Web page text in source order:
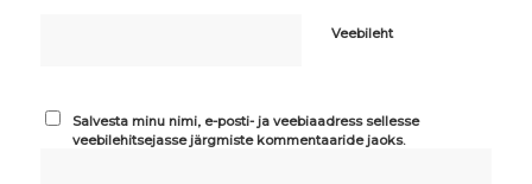
Veebileht
Salvesta minu nimi, e-posti- ja veebiaadress sellesse
veebilehitsejasse järgmiste kommentaaride jaoks.